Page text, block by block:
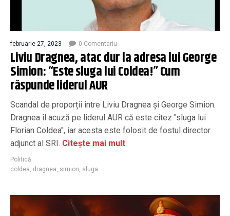
februarie 27, 2023 0 Comentariu
Liviu Dragnea, atac dur la adresa lui George
Simion: “Este sluga lui Coldea!” Cum
răspunde liderul AUR
Scandal de proporții între Liviu Dragnea și George Simion.
Dragnea îl acuză pe liderul AUR că este citez "sluga lui
Florian Coldea", iar acesta este folosit de fostul director
adjunct al SRI. Citește mai mult
Politică
coldea dragnea simion sluga